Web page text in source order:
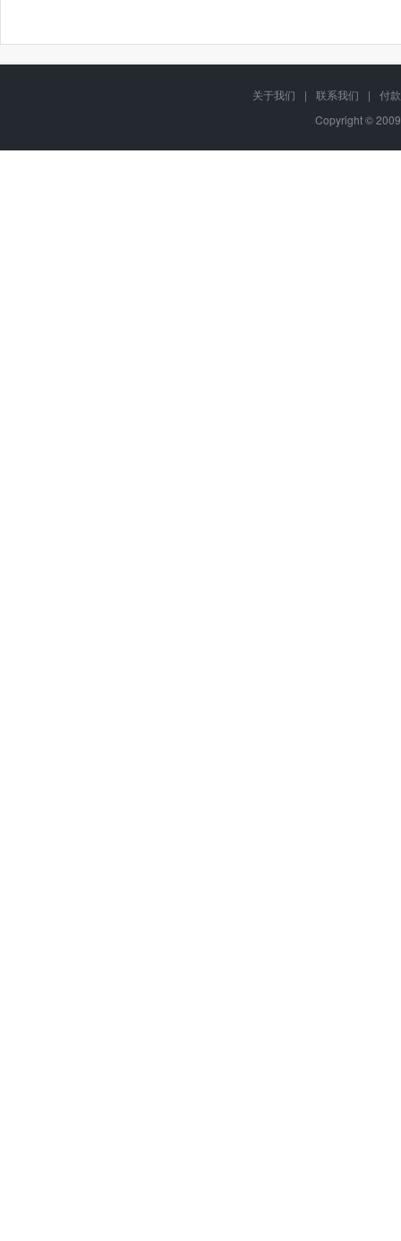
关于我们 | 联系我们 |
付
Copyright ©